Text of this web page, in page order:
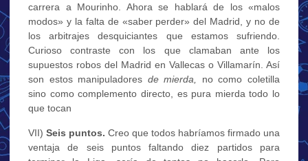
carrera a Mourinho. Ahora se hablará de los «malos
modos» y la falta de «saber perder» del Madrid, y no de
los arbitrajes desquiciantes que estamos sufriendo.
Curioso contraste con los que clamaban ante los
supuestos robos del Madrid en Vallecas o Villamarín. Así
son estos manipuladores de mierda,
no como coletilla
sino como complemento directo, es pura mierda todo lo
que tocan
VII) Seis puntos. Creo que todos habríamos firmado una
ventaja de seis puntos faltando diez partidos para